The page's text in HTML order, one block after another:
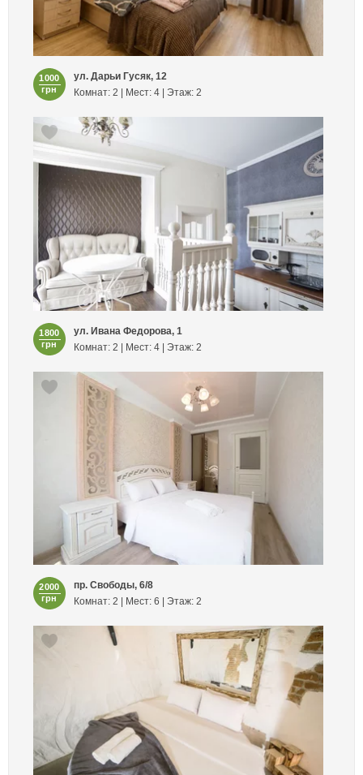
1000
грн
ул. Дарьи Гусяк, 12
Комнат: 2 | Мест: 4 | Этаж: 2
1800
грн
ул. Ивана Федорова, 1
Комнат: 2 | Мест: 4 | Этаж: 2
2000
грн
пр. Свободы, 6/8
Комнат: 2 | Мест: 6 | Этаж: 2